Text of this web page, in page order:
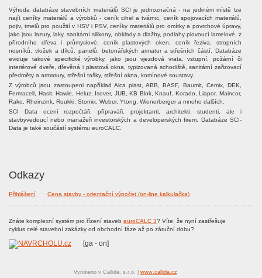
Výhoda databáze stavebních materiálů SCI je jednoznačná - na jediném místě lze
najít ceníky materiálů a výrobků - ceník cihel a tvárnic, ceník spojovacích materiálů,
pojiv, tmelů pro použití v HSV i PSV, ceníky materiálů pro omítky a povrchové úpravy,
jako jsou lazury, laky, sanitární silikony, obklady a dlažby, podlahy plovoucí lamelové, z
přírodního dřeva i průmyslové, ceník plastových oken, ceník řeziva, stropních
nosníků, vložek a dílců, panelů, betonářských armatur a střešních částí. Databáze
eviduje takové specifické výrobky, jako jsou vjezdová vrata, vstupní, požární či
interiérové dveře, dřevěná i plastová okna, typizovaná schodiště, sanitární zařizovací
předměty a armatury, střešní tašky, střešní okna, komínové soustavy.
Z výrobců jsou zastoupeni například Alca plast, ABB, BASF, Baumit, Cemix, DEK,
Fermacell, Hasit, Hawle, Heluz, Isover, JUB, KB Blok, Knauf, Korado, Liapor, Maincor,
Rako, Rheinzink, Ruukki, Stomix, Weber, Ytong, Wienerberger a mnoho dalších.
SCI Data ocení rozpočtáři, přípraváři, projektanti, architekti, studenti, ale i
stavbyvedoucí nebo manažeři investorských a developerských firem. Databáze SCI-
Data je také součástí systému euroCALC.
Odkazy
Přihlášení Cena stavby - orientační výpočet (on-line kalkulačka)
Znáte komplexní systém pro řízení staveb euroCALC 3? Víte, že nyní zastřešuje
cyklus celé stavební zakázky od obchodní fáze až po záruční dobu?
[ga - on]
Vyrobeno v Callida, s.r.o. | www.callida.cz